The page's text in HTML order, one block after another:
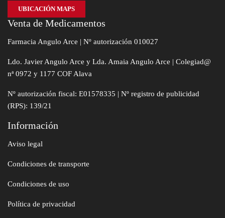
UBICACIÓN MAPS
Venta de Medicamentos
Farmacia Angulo Arce | Nº autorización 010027
Ldo. Javier Angulo Arce y Lda. Amaia Angulo Arce | Colegiad@
nª 0972 y 1177 COF Alava
Nº autorización fiscal: E01578335 | Nº registro de publicidad
(RPS): 139/21
Información
Aviso legal
Condiciones de transporte
Condiciones de uso
Política de privacidad